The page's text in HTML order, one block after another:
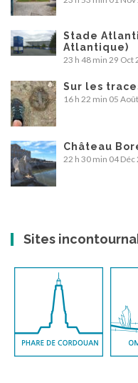
Stade
Atlantique)
23 h 48 min 29 Oct
Sur les
16 h 22 min 05
Château
22 h 30 min 04 Déc
Sites